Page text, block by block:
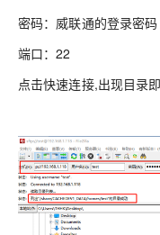
密码：威联通的登录密码
端口：22
点击快速连接,出现目录